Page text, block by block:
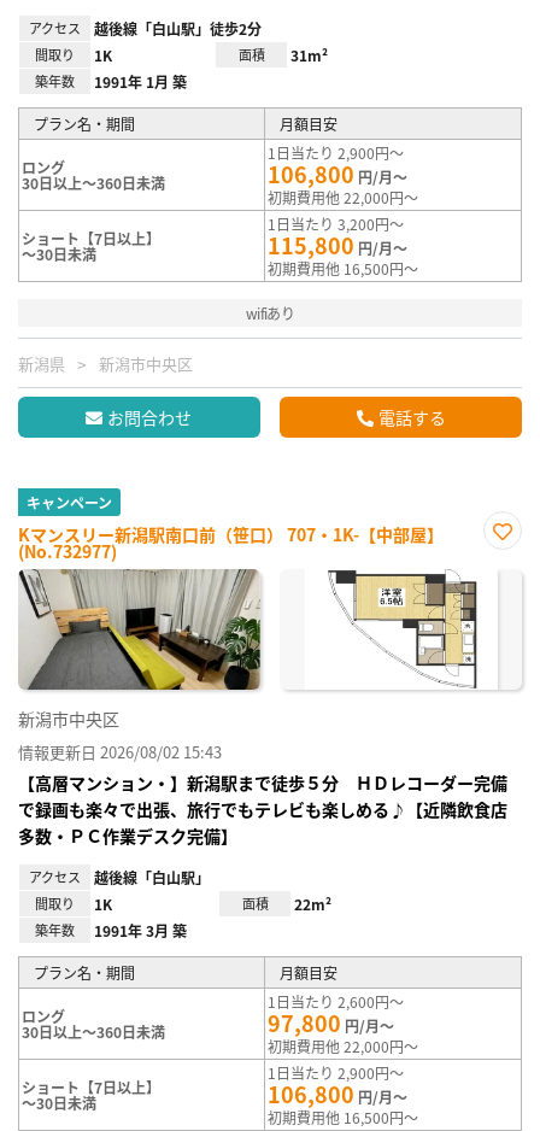
アクセス 越後線「白山駅」徒歩2分
間取り 1K 面積 31m²
築年数 1991年 1月 築
プラン名・期間 月額目安
ロング
30日以上～360日未満
1日当たり 2,900円～
106,800 円/月～
初期費用他 22,000円～
ショート【7日以上】
～30日未満
1日当たり 3,200円～
115,800 円/月～
初期費用他 16,500円～
wifiあり
新潟県 新潟市中央区
お問合わせ 電話する
キャンペーン
Kマンスリー新潟駅南口前（笹口） 707・1K-【中部屋】
(No.732977)
に入
新潟市中央区
情報更新日 2026/08/02 15:43
【高層マンション・】新潟駅まで徒歩５分 ＨＤレコーダー完備
で録画も楽々で出張、旅行でもテレビも楽しめる♪【近隣飲食店
多数・ＰＣ作業デスク完備】
アクセス 越後線「白山駅」
間取り 1K 面積 22m²
築年数 1991年 3月 築
プラン名・期間 月額目安
ロング
30日以上～360日未満
1日当たり 2,600円～
97,800 円/月～
初期費用他 22,000円～
ショート【7日以上】
～30日未満
1日当たり 2,900円～
106,800 円/月～
初期費用他 16,500円～